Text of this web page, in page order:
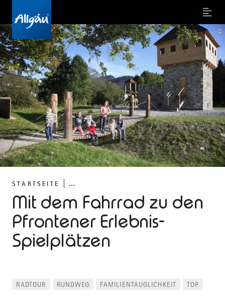
Menu
STARTSEITE ...
Mit dem Fahrrad zu den
Pfrontener Erlebnis-
Spielplätzen
©
RADTOUR RUNDWEG FAMILIENTAUGLICHKEIT TOP